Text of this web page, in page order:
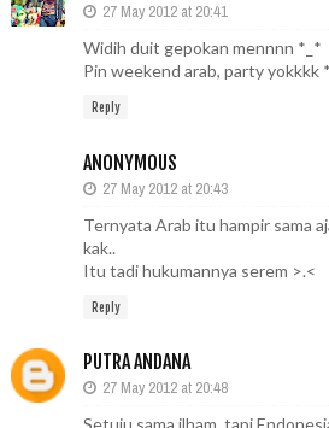
27 May 2012 at 20:41
Widih duit gepokan mennnn *_*
Pin weekend arab, party yokkkk
Reply
ANONYMOUS
27 May 2012 at 20:43
Ternyata Arab itu hampir sama
kak..
Itu tadi hukumannya serem >.<
Reply
PUTRA ANDANA
27 May 2012 at 20:48